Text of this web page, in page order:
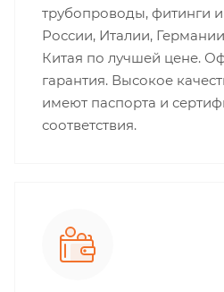
трубопроводы, фитинги
России, Италии,
Китая по лучшей цене.
гарантия. Высокое
имеют паспорта и
соответствия.